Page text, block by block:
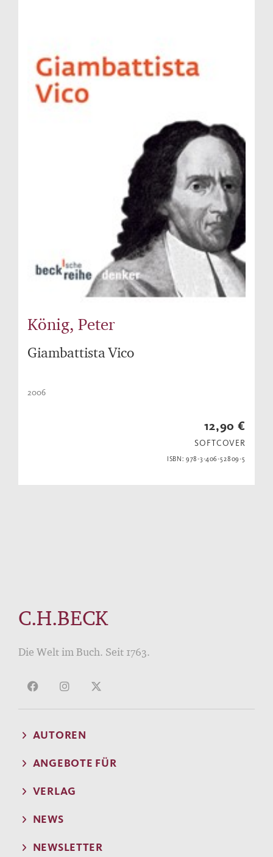
König, Peter
Giambattista Vico
2006
12,90 €
SOFTCOVER
ISBN: 978-3-406-52809-5
C.H.BECK
Die Welt im Buch. Seit 1763.
AUTOREN
ANGEBOTE FÜR
VERLAG
NEWS
NEWSLETTER